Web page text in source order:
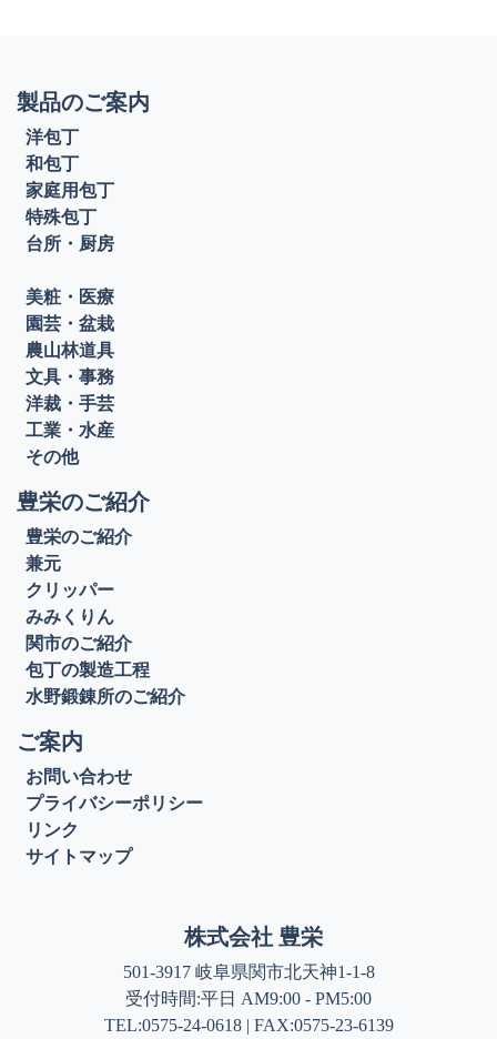
製品のご案内
洋包丁
和包丁
家庭用包丁
特殊包丁
台所・厨房
美粧・医療
園芸・盆栽
農山林道具
文具・事務
洋裁・手芸
工業・水産
その他
豊栄のご紹介
豊栄のご紹介
兼元
クリッパー
みみくりん
関市のご紹介
包丁の製造工程
水野鍛錬所のご紹介
ご案内
お問い合わせ
プライバシーポリシー
リンク
サイトマップ
株式会社 豊栄
501-3917 岐阜県関市北天神1-1-8
受付時間:平日 AM9:00 - PM5:00
TEL:0575-24-0618 | FAX:0575-23-6139